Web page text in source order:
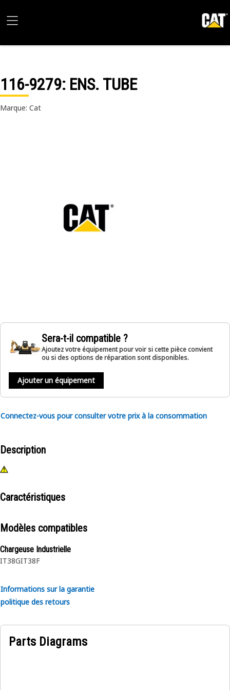
116-9279: ENS. TUBE
Marque: Cat
Sera-t-il compatible ?
Ajoutez votre équipement pour voir si cette pièce convient
ou si des options de réparation sont disponibles.
Ajouter un équipement
Connectez-vous pour consulter votre prix à la consommation
Description
Caractéristiques
Modèles compatibles
Chargeuse Industrielle
IT38GIT38F
Informations sur la garantie
politique des retours
Parts Diagrams